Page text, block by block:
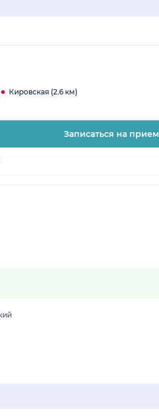
Кировская (2.6 км)
Записаться на прием